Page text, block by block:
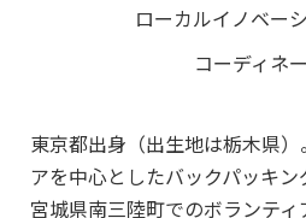
ローカルイノベー
コーディネ
東京都出身（出生地は栃木県
アを中心としたバックパッキ
宮城県南三陸町でのボランテ